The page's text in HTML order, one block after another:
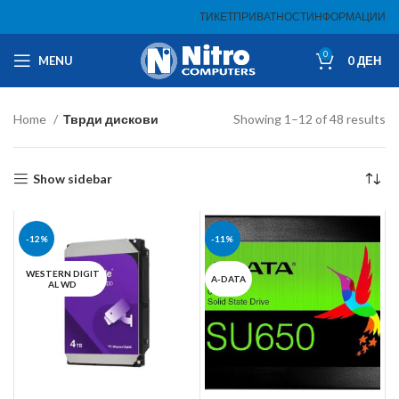
ТИКЕТПРИВАТНОСТИНФОРМАЦИИ
MENU 0 0ДЕН
Home Тврди дискови Showing 1–12 of 48 results
Show sidebar
-12%
WESTERN DIGIT
AL WD
-11%
A-DATA